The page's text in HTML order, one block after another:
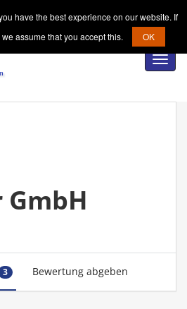
3 Bewertung abgeben
have the best experience on our website. If
assume that you accept this.
OK